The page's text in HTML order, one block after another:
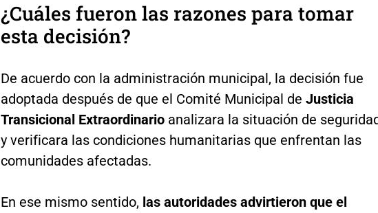
¿Cuáles fueron las razones para tomar
esta decisión?
De acuerdo con la administración municipal, la decisión fue
adoptada después de que el Comité Municipal de Justicia
Transicional Extraordinario analizara la situación de
y verificara las condiciones humanitarias que enfrentan las
comunidades afectadas.
En ese mismo sentido, las autoridades advirtieron que el